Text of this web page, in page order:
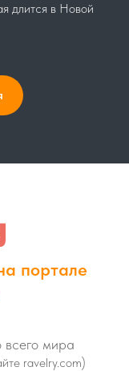
длится в Новой
портале
мира
ravelry.com)